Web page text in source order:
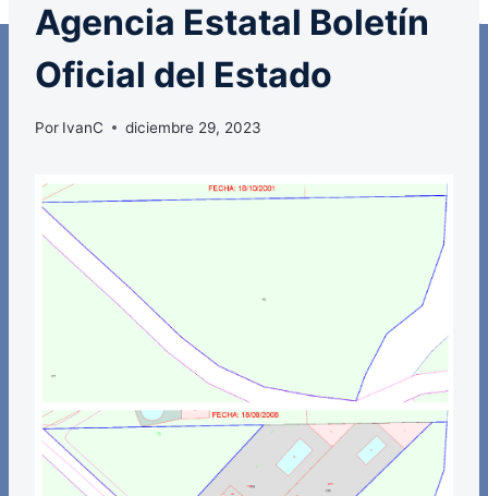
Agencia Estatal Boletín
Oficial del Estado
Por IvanC diciembre 29, 2023